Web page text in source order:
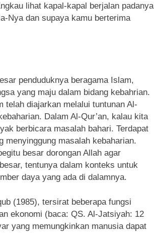
lihat kapal-kapal berjalan padanya
Nya dan supaya kamu berterima
penduduknya beragama Islam,
yang maju dalam bidang kebahrian.
telah diajarkan melalui tuntunan Al-
Dalam Al-Qur’an, kalau kita
berbicara masalah bahari. Terdapat
menyinggung masalah kebaharian.
besar dorongan Allah agar
tentunya dalam konteks untuk
daya yang ada di dalamnya.
(1985), tersirat beberapa fungsi
ekonomi (baca: QS. Al-Jatsiyah: 12
yang memungkinkan manusia dapat